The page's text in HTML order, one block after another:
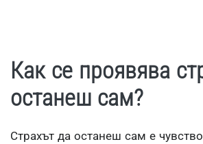
Как се проявява
останеш сам?
Страхът да останеш сам е